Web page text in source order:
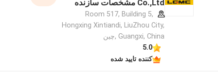
Co.,Ltd مشخصات سازنده
Room 517, Building 5,
Hongxing Xintiandi, LiuZhou City,
Guangxi, China ,چین
5.0
کننده تایید شده